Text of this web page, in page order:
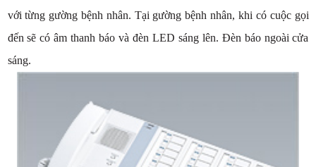
với từng gường bệnh nhân. Tại gường bệnh nhân, khi có cuộc gọi
đến sẽ có âm thanh báo và đèn LED sáng lên. Đèn báo ngoài cửa
sáng.